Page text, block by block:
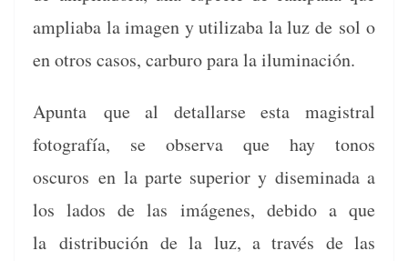
ampli­a­ba la ima­gen y uti­liz­a­ba la luz de sol o
en otros casos, car­buro para la iluminación.
Apun­ta que al detal­larse esta magis­tral
fotografía, se obser­va que hay tonos
oscuros en la parte supe­ri­or y dis­em­i­na­da a
los lados de las imá­genes, debido a que
la dis­tribu­ción de la luz, a través de las